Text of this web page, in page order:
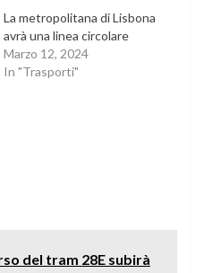
La metropolitana di Lisbona
avrà una linea circolare
Marzo 12, 2024
In "Trasporti"
del tram 28E subirà